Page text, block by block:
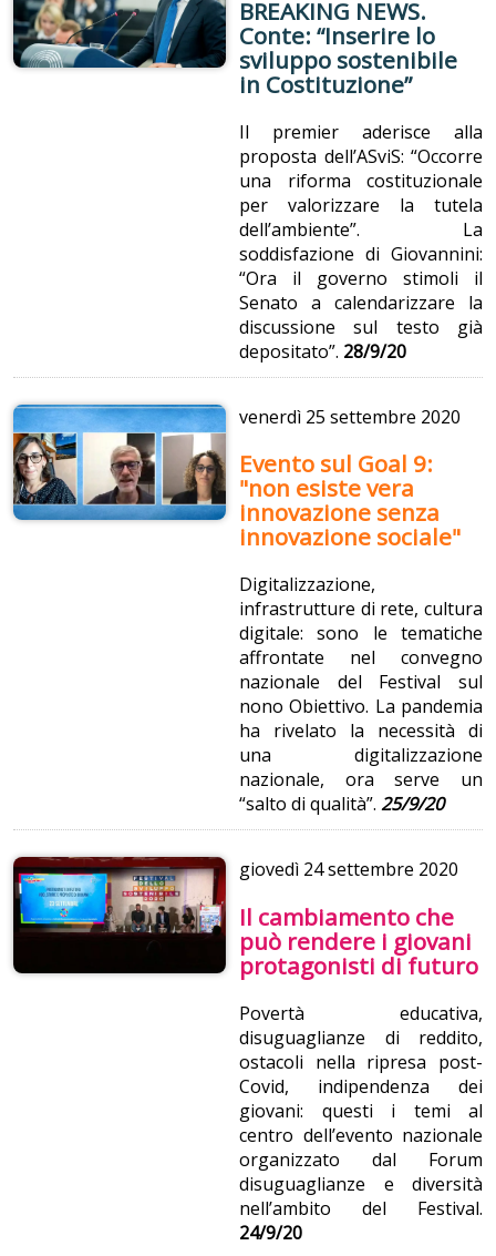
BREAKING NEWS.
Conte: “Inserire lo
sviluppo sostenibile
in Costituzione”
Il premier aderisce alla
proposta dell’ASviS: “Occorre
una riforma costituzionale
per valorizzare la tutela
dell’ambiente”. La
soddisfazione di Giovannini:
“Ora il governo stimoli il
Senato a calendarizzare la
discussione sul testo già
depositato”. 28/9/20
venerdì 25 settembre 2020
Evento sul Goal 9:
"non esiste vera
innovazione senza
innovazione sociale"
Digitalizzazione,
infrastrutture di rete, cultura
digitale: sono le tematiche
affrontate nel convegno
nazionale del Festival sul
nono Obiettivo. La pandemia
ha rivelato la necessità di
una digitalizzazione
nazionale, ora serve un
“salto di qualità”. 25/9/20
giovedì 24 settembre 2020
Il cambiamento che
può rendere i giovani
protagonisti di futuro
Povertà educativa,
disuguaglianze di reddito,
ostacoli nella ripresa post-
Covid, indipendenza dei
giovani: questi i temi al
centro dell’evento nazionale
organizzato dal Forum
disuguaglianze e diversità
nell’ambito del Festival.
24/9/20